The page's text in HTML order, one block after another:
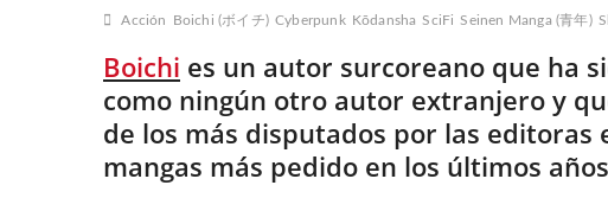
Acción Boichi (ボイチ) Cyberpunk Kōdansha SciFi Seinen Manga (青年)
Boichi es un autor surcoreano que ha
como ningún otro autor extranjero y
de los más disputados por las editoras
mangas más pedido en los últimos